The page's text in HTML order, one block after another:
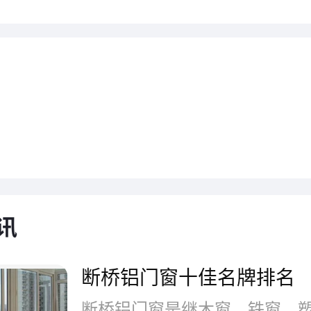
色的强度和耐久性，更因其金
卓越的质感，不仅提升了整体
断桥铝门窗十佳名牌排名